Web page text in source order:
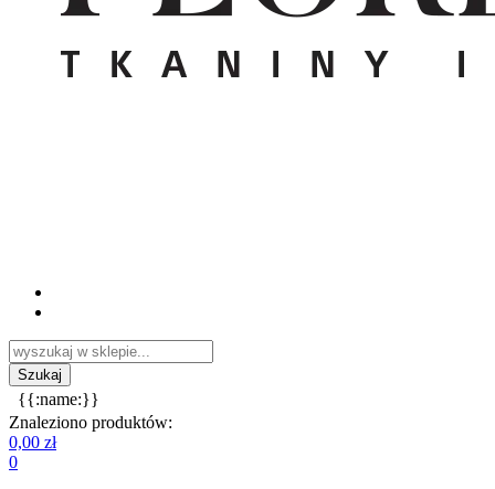
{{:name:}}
Znaleziono produktów:
0,00 zł
0